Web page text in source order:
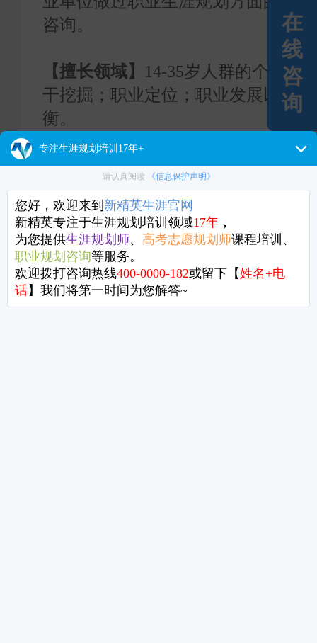
咨询。
【擅长领域】 14-35岁人群的个人核
干挖掘；职业定位；职业发展以及
衡。
【咨询风格】洞察力 敏锐度 整合
【咨询寄语】咨询是一次重新探索
拐角处的智慧，优选未来，从容职
咨询师地区：
武汉
在
线
咨
询